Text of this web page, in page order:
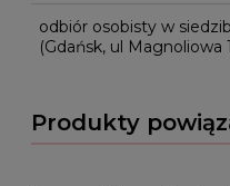
odbiór osobisty w
(Gdańsk, ul Magnoliowa
Produkty